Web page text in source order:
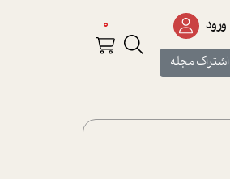
ورود
اشتراک مجله
0